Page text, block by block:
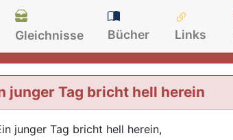
Gleichnisse Bücher Links
junger Tag bricht hell herein
junger Tag bricht hell herein,